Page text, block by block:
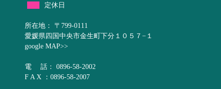
定休日
所在地： 〒799-0111
愛媛県四国中央市金生町下分１０５７−１
google MAP>>
電 話： 0896-58-2002
F A X ：0896-58-2007